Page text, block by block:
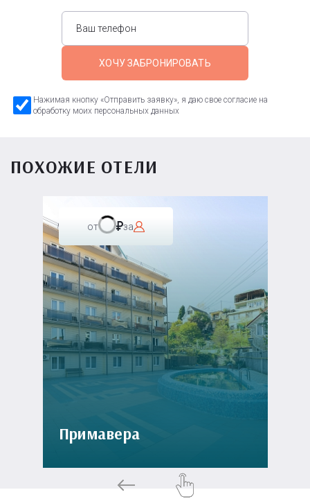
ХОЧУ ЗАБРОНИРОВАТЬ
Нажимая кнопку «Отправить заявку», я даю свое согласие на
обработку моих персональных данных
ПОХОЖИЕ ОТЕЛИ
от за
Примавера